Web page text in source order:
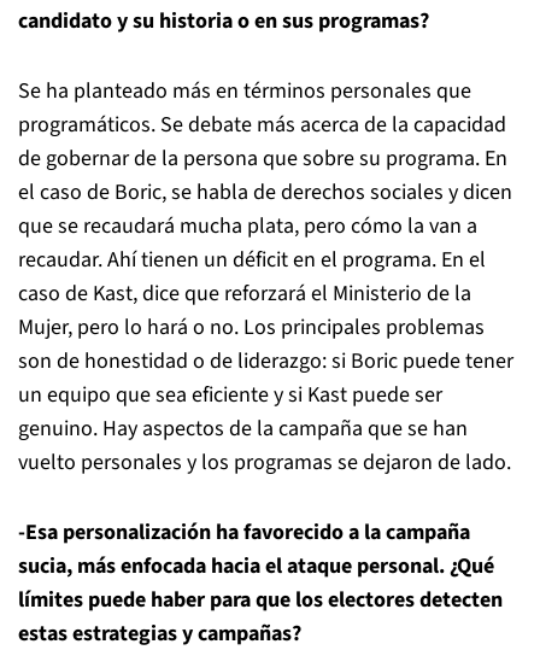
candidato y su historia o en sus programas?
Se ha planteado más en términos personales que
programáticos. Se debate más acerca de la capacidad
de gobernar de la persona que sobre su programa. En
el caso de Boric, se habla de derechos sociales y dicen
que se recaudará mucha plata, pero cómo la van a
recaudar. Ahí tienen un déficit en el programa. En el
caso de Kast, dice que reforzará el Ministerio de la
Mujer, pero lo hará o no. Los principales problemas
son de honestidad o de liderazgo: si Boric puede tener
un equipo que sea eficiente y si Kast puede ser
genuino. Hay aspectos de la campaña que se han
vuelto personales y los programas se dejaron de lado.
-Esa personalización ha favorecido a la campaña
sucia, más enfocada hacia el ataque personal. ¿Qué
límites puede haber para que los electores detecten
estas estrategias y campañas?